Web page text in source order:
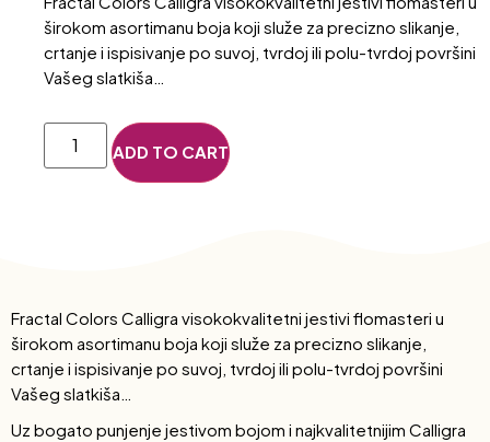
širokom asortimanu boja koji služe za precizno slikanje,
crtanje i ispisivanje po suvoj, tvrdoj ili polu-tvrdoj površini
Vašeg slatkiša…
ADD TO CART
Fractal Colors Calligra visokokvalitetni jestivi flomasteri u
širokom asortimanu boja koji služe za precizno slikanje,
crtanje i ispisivanje po suvoj, tvrdoj ili polu-tvrdoj površini
Vašeg slatkiša…
Uz bogato punjenje jestivom bojom i najkvalitetnijim Calligra